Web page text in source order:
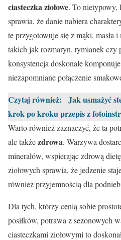
ciasteczka ziołowe. To nietypowy,
sprawia, że danie nabiera
te przygotowuje się z mąki, masła
takich jak rozmaryn, tymianek czy
konsystencja doskonale
niezapomniane połączenie
Czytaj również:
Jak usmażyć
krok po kroku przepis z
Warto również zaznaczyć, że ta
ale takżezdrowa. Warzywa
minerałów, wspierając zdrową
ziołowych sprawia, że jedzenie
również przyjemnością dla
Dla tych, którzy cenią sobie
posiłków, potrawa z sezonowych
ciasteczkami ziołowymi to